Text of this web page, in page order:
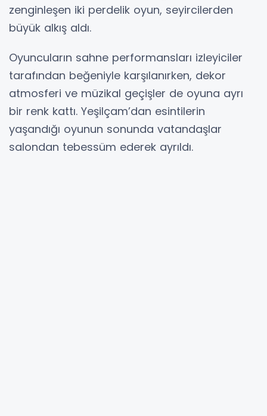
zenginleşen iki perdelik oyun, seyircilerden
büyük alkış aldı.
Oyuncuların sahne performansları izleyiciler
tarafından beğeniyle karşılanırken, dekor
atmosferi ve müzikal geçişler de oyuna ayrı
bir renk kattı. Yeşilçam’dan esintilerin
yaşandığı oyunun sonunda vatandaşlar
salondan tebessüm ederek ayrıldı.